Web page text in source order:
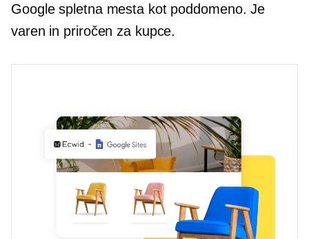
Google spletna mesta kot poddomeno. Je
varen in priročen za kupce.